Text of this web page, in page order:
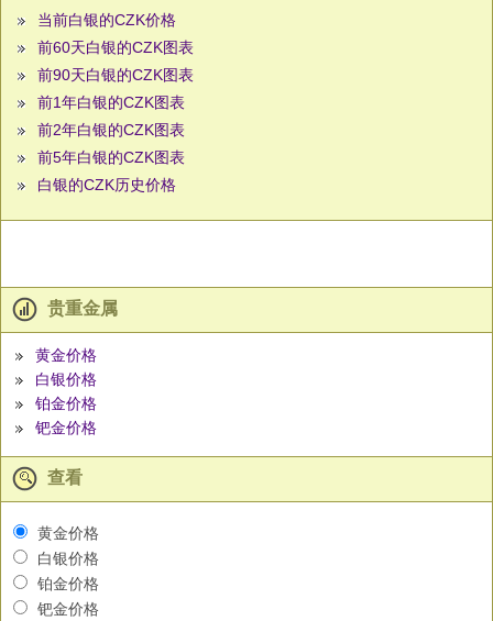
当前白银的CZK价格
前60天白银的CZK图表
前90天白银的CZK图表
前1年白银的CZK图表
前2年白银的CZK图表
前5年白银的CZK图表
白银的CZK历史价格
贵重金属
黄金价格
白银价格
铂金价格
钯金价格
查看
黄金价格
白银价格
铂金价格
钯金价格